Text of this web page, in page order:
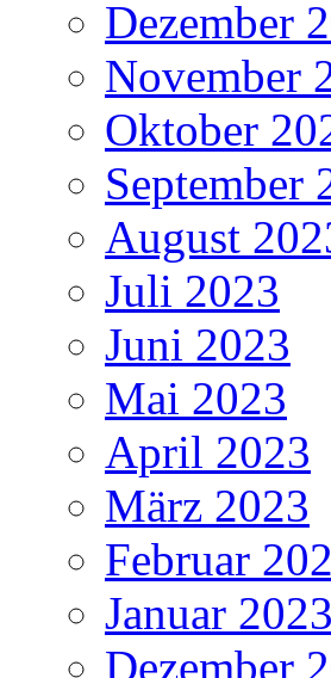
Dezember
November
Oktober
September
August
Juli 2023
Juni 2023
Mai 2023
April 2023
März 2023
Februar
Januar 2023
Dezember